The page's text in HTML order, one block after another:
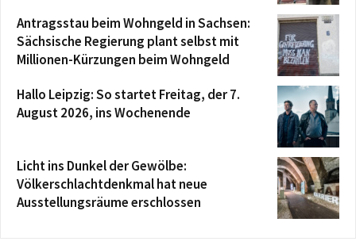
Antragsstau beim Wohngeld in Sachsen:
Sächsische Regierung plant selbst mit
Millionen-Kürzungen beim Wohngeld
Hallo Leipzig: So startet Freitag, der 7.
August 2026, ins Wochenende
Licht ins Dunkel der Gewölbe:
Völkerschlachtdenkmal hat neue
Ausstellungsräume erschlossen